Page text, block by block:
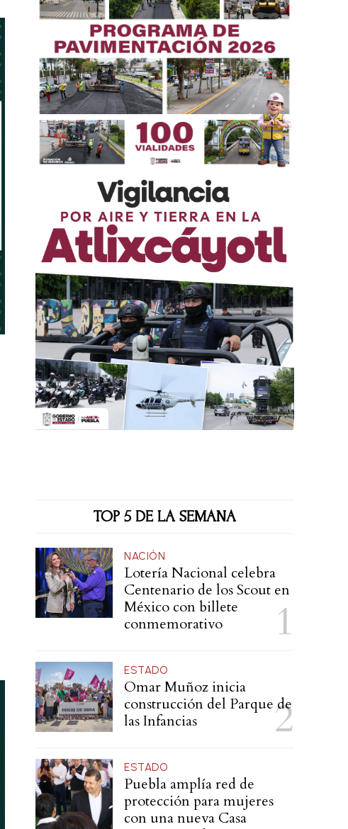
TOP 5 DE LA SEMANA
NACIÓN
Lotería Nacional celebra
Centenario de los Scout en
México con billete
conmemorativo
ESTADO
Omar Muñoz inicia
construcción del Parque de
las Infancias
ESTADO
Puebla amplía red de
protección para mujeres
con una nueva Casa